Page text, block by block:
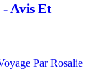
Hôtels De